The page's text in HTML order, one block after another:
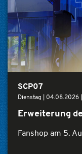
SCP07
Dienstag | 04.08.2026 |
Erweiterung
Fanshop am 5.